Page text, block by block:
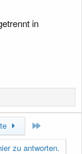
in
zu antworten.